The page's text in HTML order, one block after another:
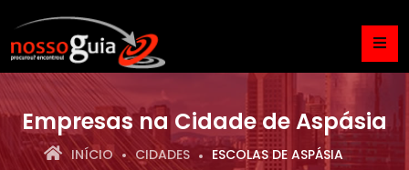
Empresas na Cidade de Aspásia
INÍCIO CIDADES ESCOLAS DE ASPÁSIA